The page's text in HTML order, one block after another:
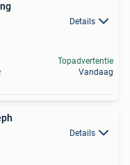
Details
Topadvertentie
Vandaag
Details